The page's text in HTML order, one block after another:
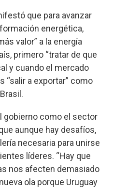
que para avanzar
energética,
valor” a la energía
primero “tratar de que
y cuando el mercado
“salir a exportar” como
gobierno como el sector
aunque hay desafíos,
necesaria para unirse
líderes. “Hay que
nos afecten demasiado
ola porque Uruguay